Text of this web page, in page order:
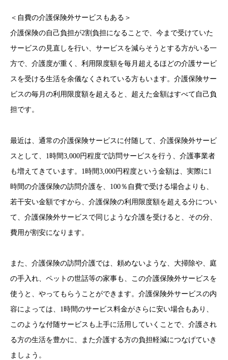
＜自費の介護保険外サービスもある＞
介護保険の自己負担が2割負担になることで、今まで受けていた
サービスの見直しを行い、サービスを減らそうとする方がいる一
方で、介護度が重く、利用限度額を毎月超えるほどの介護サービ
スを受ける生活を余儀なくされている方もいます。介護保険サー
ビスの毎月の利用限度額を超えると、超えた金額はすべて自己負
担です。
最近は、通常の介護保険サービスに付随して、介護保険外サービ
スとして、1時間3,000円程度で訪問サービスを行う、介護事業者
も増えてきています。1時間3,000円程度という金額は、実際に1
時間の介護保険の訪問介護を、100％自費で受ける場合よりも、
若干安い金額ですから、介護保険の利用限度額を超える分につい
て、介護保険外サービスで同じような介護を受けると、その分、
費用が割安になります。
また、介護保険の訪問介護では、頼めないような、大掃除や、庭
の手入れ、ペットの世話等の家事も、この介護保険外サービスを
使うと、やってもらうことができます。介護保険外サービスの内
容によっては、1時間のサービス料金がさらに安い場合もあり、
このような付随サービスも上手に活用していくことで、介護され
る方の生活を豊かに、また介護する方の負担軽減につなげていき
ましょう。